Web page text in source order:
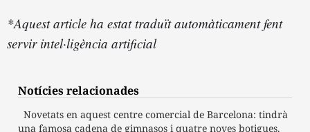
*Aquest article ha estat traduït automàticament fent
servir intel·ligència artificial
Notícies relacionades
Novetats en aquest centre comercial de Barcelona: tindrà
una famosa cadena de gimnasos i quatre noves botigues.